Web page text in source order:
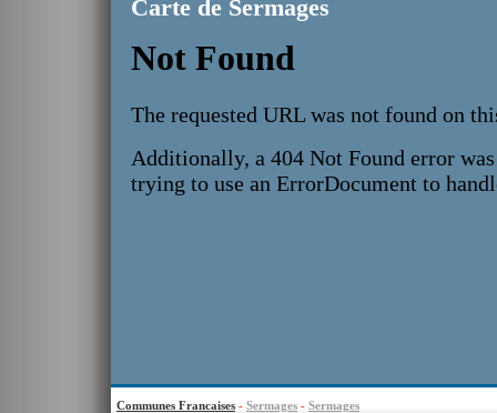
Carte de Sermages
Communes Francaises - Sermages - Sermages